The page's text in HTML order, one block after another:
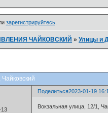
зарегистрируйтесь.
ЧАЙКОВСКИЙ »­Улицы и
Поделиться2023-01-19
13
Вокзальная улица, 12/1,